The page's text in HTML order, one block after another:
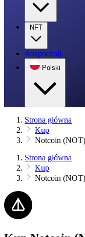
NFT
Rozpocznij
Polski
Strona główna
Kup
Notcoin (NOT)
Strona główna
Kup
Notcoin (NOT)